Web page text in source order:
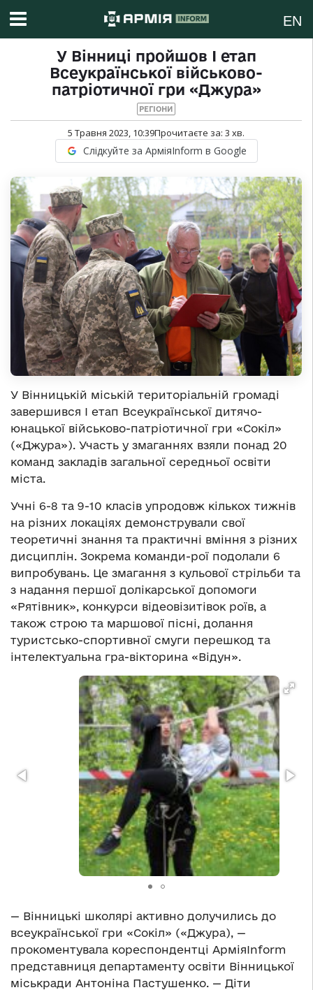
EN
У Вінниці пройшов І етап
Всеукраїнської військово-
патріотичної гри «Джура»
РЕГІОНИ
5 Травня 2023, 10:39Прочитаєте за: 3 хв.
Слідкуйте за АрміяInform в Google
У Вінницькій міській територіальній громаді
завершився І етап Всеукраїнської дитячо-
юнацької військово-патріотичної гри «Сокіл»
(«Джура»). Участь у змаганнях взяли понад 20
команд закладів загальної середньої освіти
міста.
Учні 6-8 та 9-10 класів упродовж кількох тижнів
на різних локаціях демонстрували свої
теоретичні знання та практичні вміння з різних
дисциплін. Зокрема команди-рої подолали 6
випробувань. Це змагання з кульової стрільби та
з надання першої долікарської допомоги
«Рятівник», конкурси відеовізитівок роїв, а
також строю та маршової пісні, долання
туристсько-спортивної смуги перешкод та
інтелектуальна гра-вікторина «Відун».
— Вінницькі школярі активно долучились до
всеукраїнської гри «Сокіл» («Джура), —
прокоментувала кореспондентці АрміяInform
представниця департаменту освіти Вінницької
міськради Антоніна Пастушенко. — Діти